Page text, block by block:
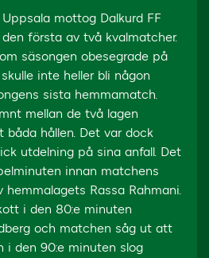
mottog Dalkurd FF
första av två kvalmatcher.
säsongen obesegrade på
inte heller bli någon
sista hemmamatch.
mellan de två lagen
båda hållen. Det var dock
utdelning på sina anfall. Det
innan matchens
Rassa Rahmani.
i den 80:e minuten
och matchen såg ut att
i den 90:e minuten slog